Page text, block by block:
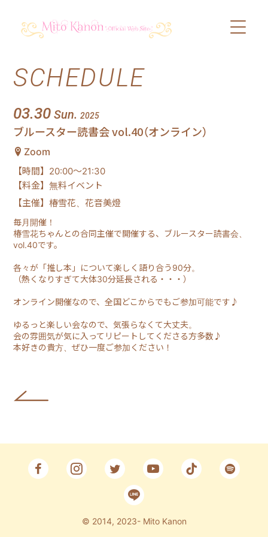
PROFILE
Fan Club
CONTACT
SCHEDULE
03.30 Sun. 2025
ブルースター読書会 vol.40（オンライン）
Zoom
【時間】20:00〜21:30
【料金】無料イベント
【主催】椿雪花、花音美燈
毎月開催！
椿雪花ちゃんとの合同主催で開催する、ブルースター読書会、
vol.40です。
各々が「推し本」について楽しく語り合う90分。
（熱くなりすぎて大体30分延長される・・・）
オンライン開催なので、全国どこからでもご参加可能です♪
ゆるっと楽しい会なので、気張らなくて大丈夫。
会の雰囲気が気に入ってリピートしてくださる方多数♪
本好きの貴方、ぜひ一度ご参加ください！
© 2014, 2023- Mito Kanon